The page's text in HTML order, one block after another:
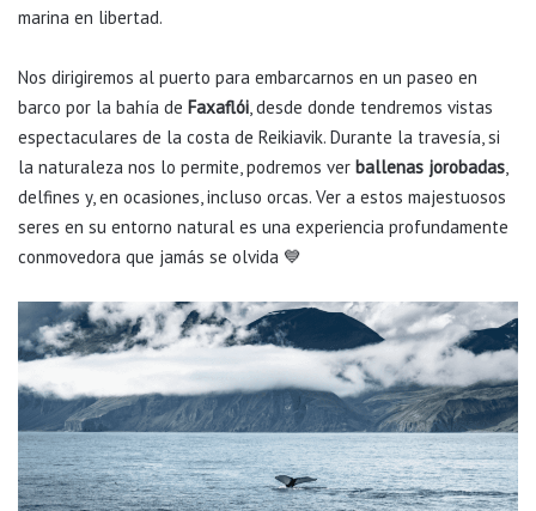
marina en libertad.
Nos dirigiremos al puerto para embarcarnos en un paseo en
barco por la bahía de Faxaflói, desde donde tendremos vistas
espectaculares de la costa de Reikiavik. Durante la travesía, si
la naturaleza nos lo permite, podremos ver ballenas jorobadas,
delfines y, en ocasiones, incluso orcas. Ver a estos majestuosos
seres en su entorno natural es una experiencia profundamente
conmovedora que jamás se olvida 💙